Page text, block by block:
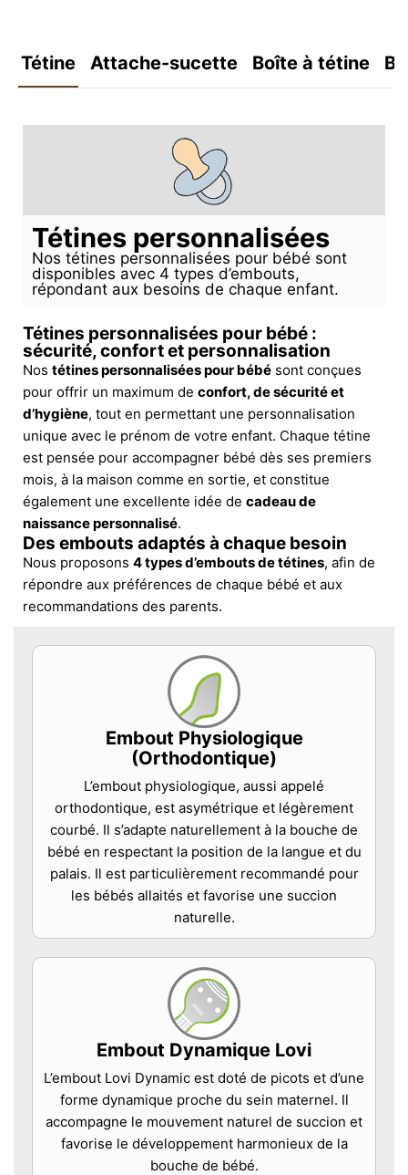
Tétine Attache-sucette Boîte à tétine
Tétines personnalisées
Nos tétines personnalisées pour bébé sont
disponibles avec 4 types d’embouts,
répondant aux besoins de chaque enfant.
Tétines personnalisées pour bébé :
sécurité, confort et personnalisation
Nos tétines personnalisées pour bébé sont conçues
pour offrir un maximum de confort, de sécurité et
d’hygiène, tout en permettant une personnalisation
unique avec le prénom de votre enfant. Chaque tétine
est pensée pour accompagner bébé dès ses premiers
mois, à la maison comme en sortie, et constitue
également une excellente idée de cadeau de
naissance personnalisé.
Des embouts adaptés à chaque besoin
Nous proposons 4 types d’embouts de tétines, afin de
répondre aux préférences de chaque bébé et aux
recommandations des parents.
Embout Physiologique
(Orthodontique)
L’embout physiologique, aussi appelé
orthodontique, est asymétrique et légèrement
courbé. Il s’adapte naturellement à la bouche de
bébé en respectant la position de la langue et du
palais. Il est particulièrement recommandé pour
les bébés allaités et favorise une succion
naturelle.
Embout Dynamique Lovi
L’embout Lovi Dynamic est doté de picots et d’une
forme dynamique proche du sein maternel. Il
accompagne le mouvement naturel de succion et
favorise le développement harmonieux de la
bouche de bébé.